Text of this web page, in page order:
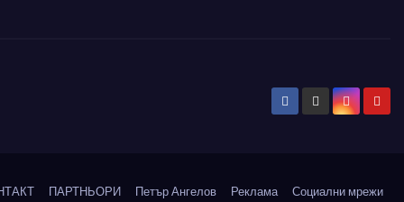
ПАРТНЬОРИ Петър Ангелов Реклама
Социални мрежи